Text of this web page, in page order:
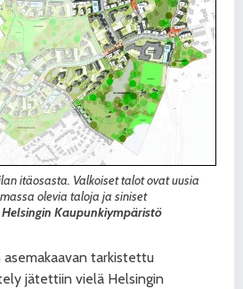
itäosasta. Valkoiset talot ovat uusia
olevia taloja ja siniset
Helsingin Kaupunkiympäristö
tarkistettu
jätettiin vielä Helsingin